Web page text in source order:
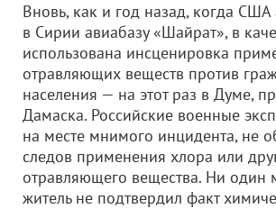
Вновь, как и год назад, когда США
в Сирии авиабазу «Шайрат», в
использована инсценировка
отравляющих веществ против
населения — на этот раз в Думе,
Дамаска. Российские военные
на месте мнимого инцидента, не
следов применения хлора или
отравляющего вещества. Ни один
житель не подтвердил факт